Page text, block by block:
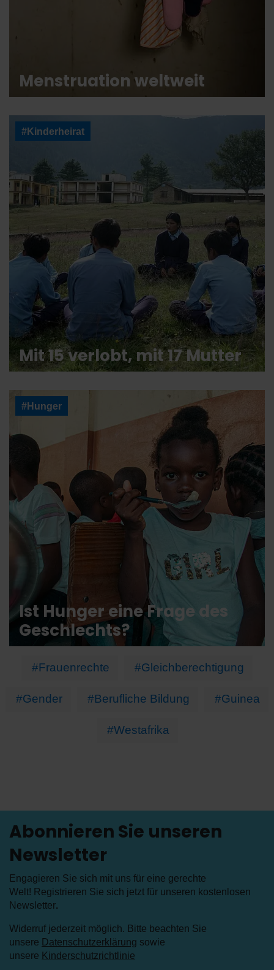
Menstruation weltweit
#Kinderheirat
Mit 15 verlobt, mit 17 Mutter
#Hunger
Ist Hunger eine Frage des
Geschlechts?
#Frauenrechte #Gleichberechtigung
#Gender #Berufliche Bildung #Guinea
#Westafrika
Abonnieren Sie unseren
Newsletter
Engagieren Sie sich mit uns für eine gerechte
Welt! Registrieren Sie sich jetzt für unseren kostenlosen
Newsletter.
Widerruf jederzeit möglich. Bitte beachten Sie
unsere Datenschutzerklärung sowie
unsere Kinderschutzrichtlinie